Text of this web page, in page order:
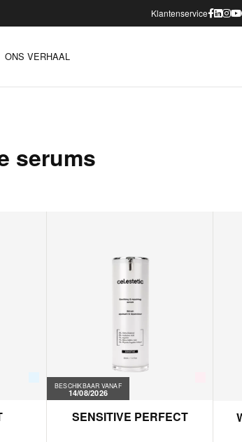
Klantenservice
ONS VERHAAL
serums
BESCHIKBAAR VANAF
14/08/2026
SENSITIVE PERFECT